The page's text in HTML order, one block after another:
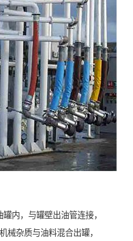
内，与罐壁出油管连接，
械杂质与油料混合出罐，